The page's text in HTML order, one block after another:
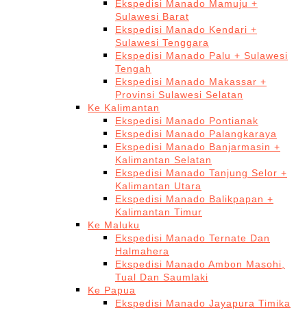
Ekspedisi Manado Mamuju +
Sulawesi Barat
Ekspedisi Manado Kendari +
Sulawesi Tenggara
Ekspedisi Manado Palu + Sulawesi
Tengah
Ekspedisi Manado Makassar +
Provinsi Sulawesi Selatan
Ke Kalimantan
Ekspedisi Manado Pontianak
Ekspedisi Manado Palangkaraya
Ekspedisi Manado Banjarmasin +
Kalimantan Selatan
Ekspedisi Manado Tanjung Selor +
Kalimantan Utara
Ekspedisi Manado Balikpapan +
Kalimantan Timur
Ke Maluku
Ekspedisi Manado Ternate Dan
Halmahera
Ekspedisi Manado Ambon Masohi,
Tual Dan Saumlaki
Ke Papua
Ekspedisi Manado Jayapura Timika